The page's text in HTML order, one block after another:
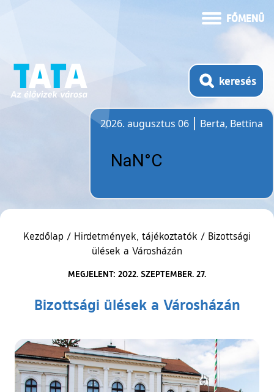
FŐMENÜ
keresés
2026. augusztus 06
Berta, Bettina
Kezdőlap / Hirdetmények, tájékoztatók / Bizottsági
ülések a Városházán
MEGJELENT: 2022. SZEPTEMBER. 27.
Bizottsági ülések a Városházán